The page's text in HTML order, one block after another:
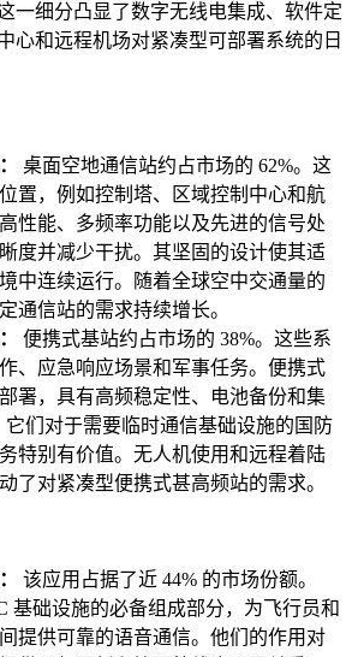
一细分凸显了数字无线电集成、软件定
心和远程机场对紧凑型可部署系统的日
桌面空地通信站约占市场的 62%。这
置，例如控制塔、区域控制中心和航
性能、多频率功能以及先进的信号处
度并减少干扰。其坚固的设计使其适
中连续运行。随着全球空中交通量的
通信站的需求持续增长。
便携式基站约占市场的 38%。这些系
、应急响应场景和军事任务。便携式
署，具有高频稳定性、电池备份和集
它们对于需要临时通信基础设施的国防
特别有价值。无人机使用和远程着陆
了对紧凑型便携式甚高频站的需求。
该应用占据了近 44% 的市场份额。
基础设施的必备组成部分，为飞行员和
提供可靠的语音通信。他们的作用对